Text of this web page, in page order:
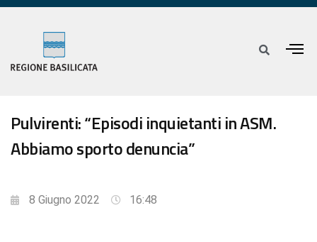
Pulvirenti: “Episodi inquietanti in ASM.
Abbiamo sporto denuncia”
8 Giugno 2022 16:48